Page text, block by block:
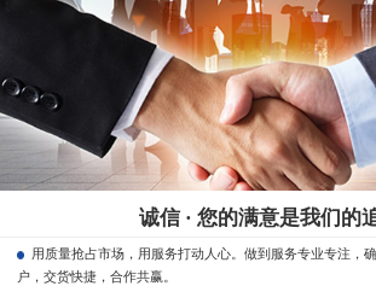
诚信 · 您的满意是我们的
用质量抢占市场，用服务打动人心。做到服务专业专注，
户，交货快捷，合作共赢。